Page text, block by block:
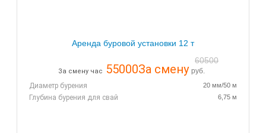
Аренда буровой установки 12 т
60500
За смену час 55000За смену руб.
Диаметр бурения
20 мм/50 м
Глубина бурения для свай 6,75 м